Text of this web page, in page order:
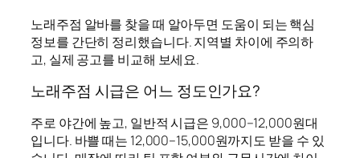
노래주점 알바를 찾을 때 알아두면 도움이 되는 핵심
정보를 간단히 정리했습니다. 지역별 차이에 주의하
고, 실제 공고를 비교해 보세요.
노래주점 시급은 어느 정도인가요?
주로 야간에 높고, 일반적 시급은 9,000–12,000원대
입니다. 바쁠 때는 12,000–15,000원까지도 받을 수 있